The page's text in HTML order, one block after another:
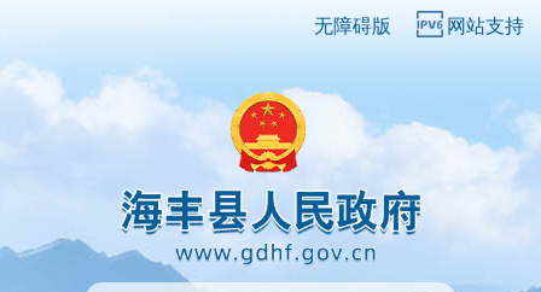
无障碍版 网站支持